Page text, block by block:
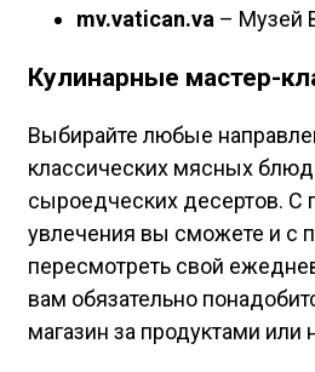
mv.vatican.va – Музей
Кулинарные мастер-
Выбирайте любые
классических мясных
сыроедческих десертов. С
увлечения вы сможете и с
пересмотреть свой
вам обязательно
магазин за продуктами или